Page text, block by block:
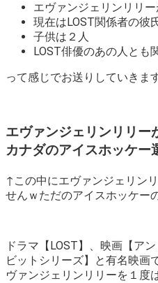
エヴァンジェリンリリ
現在はLOST関係者の彼
子供は２人
LOST俳優のあの人とも
って感じでお送りしていきま
エヴァンジェリンリリー
カナダのアイスホッケー
↑この中にエヴァンジェリン
せんｗただのアイスホッケー
ドラマ【LOST】、映画【ア
ビットシリーズ】と有名映画
ヴァンジェリンリリーを１度